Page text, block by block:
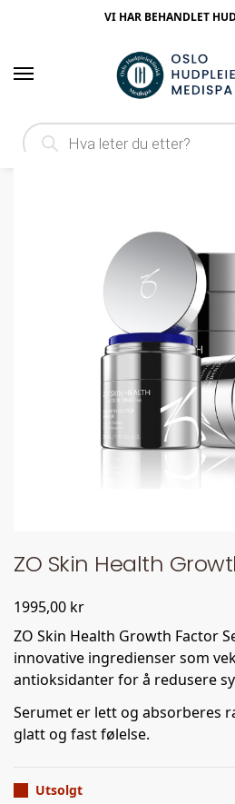
VI HAR BEHANDLET
Hjem ZO
ZO Skin Health
1995,00 kr
ZO Skin Health Growth Factor
innovative ingredienser som
antioksidanter for å redusere
Serumet er lett og absorberes
glatt og fast følelse.
Utsolgt